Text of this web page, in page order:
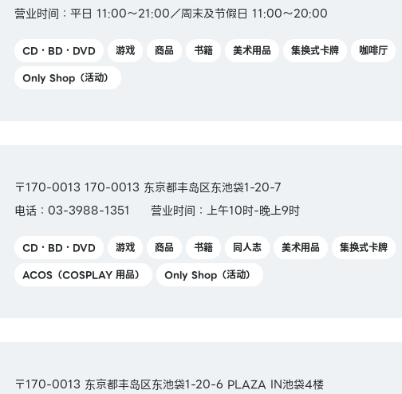
营业时间：平日 11:00～21:00／周末及节假日 11:00～20:00
CD・BD・DVD 游戏 商品 书籍 美术用品 集换式卡牌
咖啡厅
Only Shop（活动）
〒170-0013 170-0013 东京都丰岛区东池袋1-20-7
电话：03-3988-1351
营业时间：上午10时-晚上9时
CD・BD・DVD 游戏 商品 书籍 同人志 美术用品
集换式卡牌
ACOS（COSPLAY 用品）
Only Shop（活动）
〒170-0013 东京都丰岛区东池袋1-20-6 PLAZA IN池袋4楼